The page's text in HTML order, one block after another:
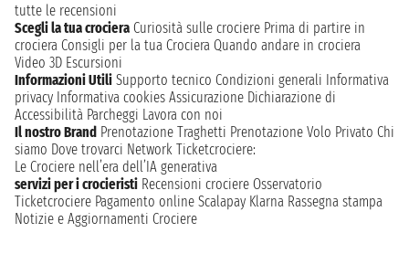
tutte le recensioni
Scegli la tua crociera Curiosità sulle crociere Prima di partire in
crociera Consigli per la tua Crociera Quando andare in crociera
Video 3D Escursioni
Informazioni Utili Supporto tecnico Condizioni generali Informativa
privacy Informativa cookies Assicurazione Dichiarazione di
Accessibilità Parcheggi Lavora con noi
Il nostro Brand Prenotazione Traghetti Prenotazione Volo Privato Chi
siamo Dove trovarci Network Ticketcrociere:
Le Crociere nell’era dell’IA generativa
servizi per i crocieristi Recensioni crociere Osservatorio
Ticketcrociere Pagamento online Scalapay Klarna Rassegna stampa
Notizie e Aggiornamenti Crociere